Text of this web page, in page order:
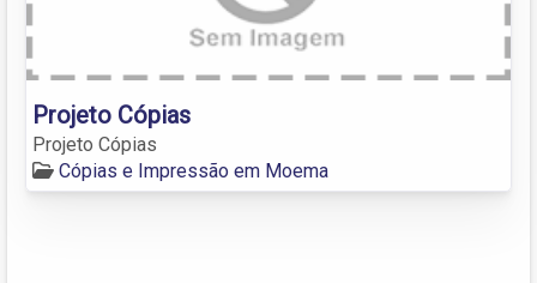
Projeto Cópias
Projeto Cópias
Cópias e Impressão em Moema